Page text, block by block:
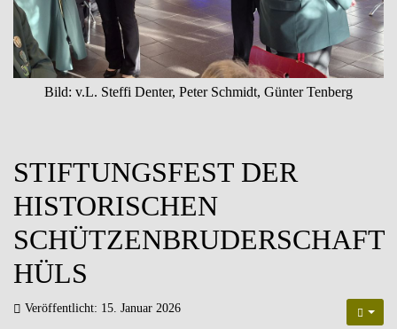
Bild: v.L. Steffi Denter, Peter Schmidt, Günter Tenberg
STIFTUNGSFEST DER
HISTORISCHEN
SCHÜTZENBRUDERSCHAFT
HÜLS
Veröffentlicht: 15. Januar 2026